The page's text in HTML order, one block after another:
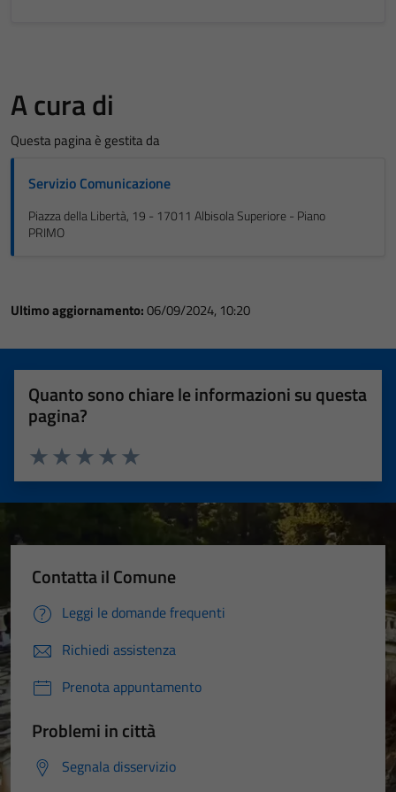
A cura di
Questa pagina è gestita da
Servizio Comunicazione
Piazza della Libertà, 19 - 17011 Albisola Superiore - Piano
PRIMO
Ultimo aggiornamento:06/09/2024, 10:20
Quanto sono chiare le informazioni su questa
pagina?
Valuta 5 stelle su 5
Valuta 4 stelle su 5
Valuta 3 stelle su 5
Valuta 2 stelle su 5
Valuta 1 stelle su 5
Contatta il Comune
Leggi le domande frequenti
Richiedi assistenza
Prenota appuntamento
Problemi in città
Segnala disservizio